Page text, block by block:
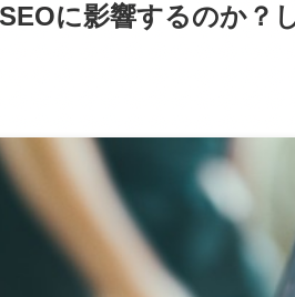
に影響するのか？